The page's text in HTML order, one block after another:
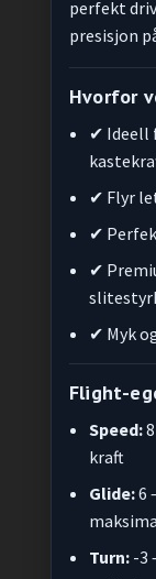
perfekt
presisjon
Hvorfor
✔ Ideell
✔ Flyr
✔
✔
✔ Myk
Flight-
Speed:
kraft
Glide:6
Turn: -3